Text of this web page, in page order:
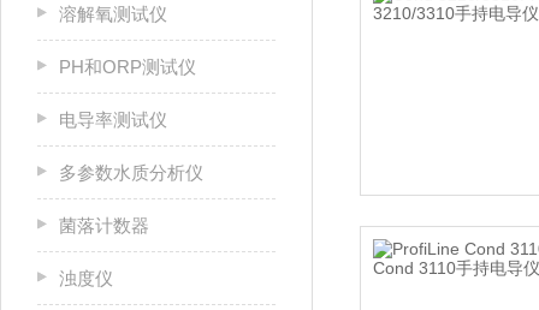
溶解氧测试仪
PH和ORP测试仪
电导率测试仪
多参数水质分析仪
菌落计数器
浊度仪